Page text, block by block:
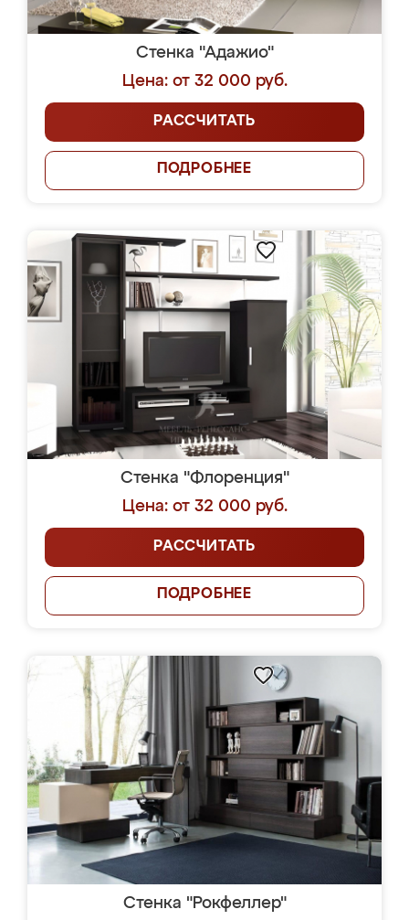
Стенка "Адажио"
Цена: от 32 000 руб.
РАССЧИТАТЬ
ПОДРОБНЕЕ
Стенка "Флоренция"
Цена: от 32 000 руб.
РАССЧИТАТЬ
ПОДРОБНЕЕ
Стенка "Рокфеллер"